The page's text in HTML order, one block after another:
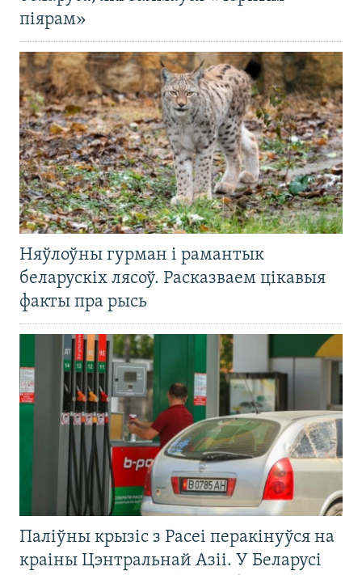
піярам»
Няўлоўны гурман і рамантык
беларускіх лясоў. Расказваем цікавыя
факты пра рысь
Паліўны крызіс з Расеі перакінуўся на
краіны Цэнтральнай Азіі. У Беларусі